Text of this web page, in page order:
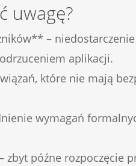
uwagę?
–
aplikacji.
które nie mają
wymagań
późne rozpoczęcie